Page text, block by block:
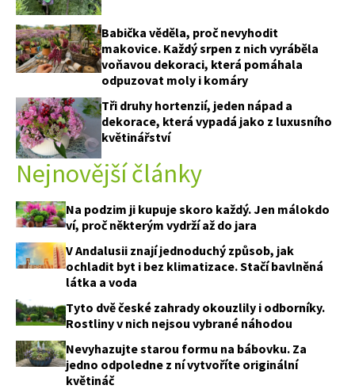
Babička věděla, proč nevyhodit
makovice. Každý srpen z nich vyráběla
voňavou dekoraci, která pomáhala
odpuzovat moly i komáry
Tři druhy hortenzií, jeden nápad a
dekorace, která vypadá jako z luxusního
květinářství
Nejnovější články
Na podzim ji kupuje skoro každý. Jen málokdo
ví, proč některým vydrží až do jara
V Andalusii znají jednoduchý způsob, jak
ochladit byt i bez klimatizace. Stačí bavlněná
látka a voda
Tyto dvě české zahrady okouzlily i odborníky.
Rostliny v nich nejsou vybrané náhodou
Nevyhazujte starou formu na bábovku. Za
jedno odpoledne z ní vytvoříte originální
květináč